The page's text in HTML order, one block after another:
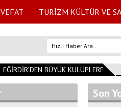
VEFAT TURİZM KÜLTÜR VE
EĞİRDİR’DEN BÜYÜK KULÜPLERE
Son